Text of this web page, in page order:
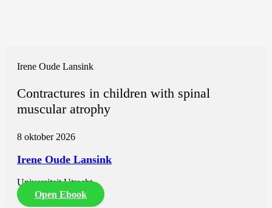
Irene Oude Lansink
Contractures in children with spinal
muscular atrophy
8 oktober 2026
Irene Oude Lansink
Universiteit Utrecht
Open Ebook